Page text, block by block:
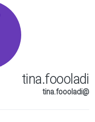
tina.foooladi
@tina.foooladi